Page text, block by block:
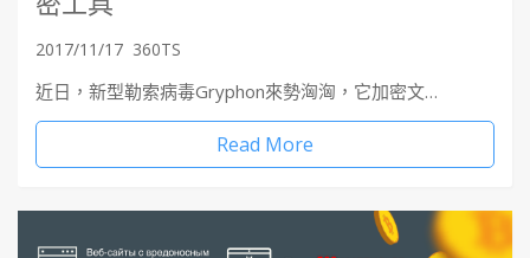
2017/11/17 360TS
近日，新型勒索病毒Gryphon來勢洶洶，它加密文…
Read More